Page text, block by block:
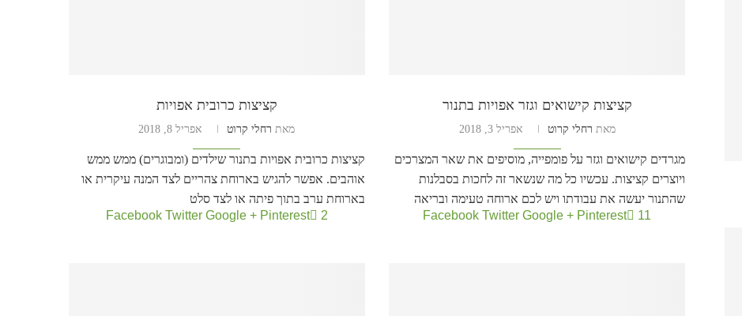
קציצות כרובית אפויות
מאת רחלי קרוט אפריל 8, 2018
קציצות כרובית אפויות בתנור שילדים (ומבוגרים) ממש ממש
אוהבים. אפשר להגיש בארוחת צהריים לצד המנה עיקרית או
בארוחת ערב בתוך פיתה או לצד סלט
2
Facebook Twitter Google + Pinterest
קציצות קישואים וגזר אפויות בתנור
מאת רחלי קרוט אפריל 3, 2018
מגרדים קישואים וגזר על פומפייה, מוסיפים את שאר המצרכים
ויוצרים קציצות. עכשיו כל מה שנשאר זה לחכות בסבלנות
שהתנור יעשה את עבודתו ויש לכם ארוחה טעימה ובריאה
11
Facebook Twitter Google + Pinterest